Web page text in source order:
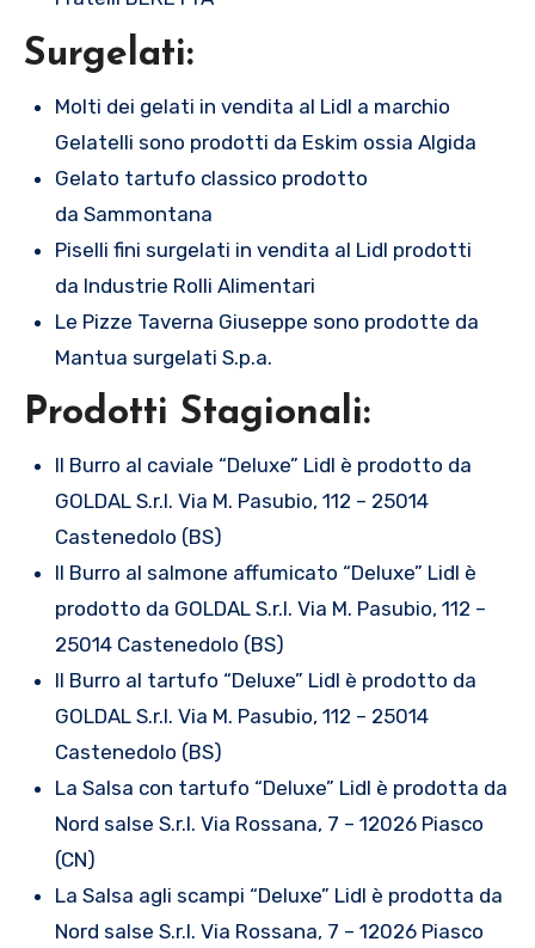
Surgelati:
Molti dei gelati in vendita al Lidl a marchio
Gelatelli sono prodotti da Eskim ossia Algida
Gelato tartufo classico prodotto
da Sammontana
Piselli fini surgelati in vendita al Lidl prodotti
da Industrie Rolli Alimentari
Le Pizze Taverna Giuseppe sono prodotte da
Mantua surgelati S.p.a.
Prodotti Stagionali:
Il Burro al caviale “Deluxe” Lidl è prodotto da
GOLDAL S.r.l. Via M. Pasubio, 112 – 25014
Castenedolo (BS)
Il Burro al salmone affumicato “Deluxe” Lidl è
prodotto da GOLDAL S.r.l. Via M. Pasubio, 112 –
25014 Castenedolo (BS)
Il Burro al tartufo “Deluxe” Lidl è prodotto da
GOLDAL S.r.l. Via M. Pasubio, 112 – 25014
Castenedolo (BS)
La Salsa con tartufo “Deluxe” Lidl è prodotta da
Nord salse S.r.l. Via Rossana, 7 – 12026 Piasco
(CN)
La Salsa agli scampi “Deluxe” Lidl è prodotta da
Nord salse S.r.l. Via Rossana, 7 – 12026 Piasco